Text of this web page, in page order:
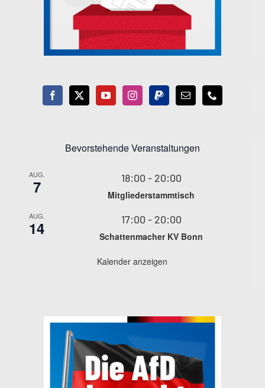
Bevorstehende Veranstaltungen
AUG.
7 18:00 - 20:00
Mitgliederstammtisch
AUG.
14 17:00 - 20:00
Schattenmacher KV Bonn
Kalender anzeigen